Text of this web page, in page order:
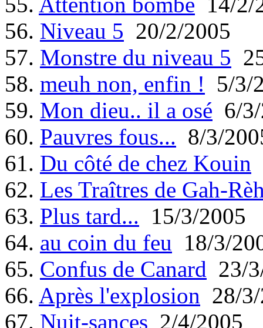
56. Niveau 5 20/2/2005
57. Monstre du niveau 5
58. meuh non, enfin ! 5/3/
59. Mon dieu.. il a osé 6/
60. Pauvres fous... 8/3/
61. Du côté de chez Kouin
62. Les Traîtres de Gah-
63. Plus tard... 15/3/2005
64. au coin du feu 18/3/
65. Confus de Canard 23/
66. Après l'explosion 28/
67. Nuit-sances 2/4/2005